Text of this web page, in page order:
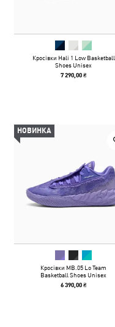
Кросівки Hali 1 Low Basketball
Shoes Unisex
7 290,00 ₴
НОВИНКА
Кросівки MB.05 Lo Team
Basketball Shoes Unisex
6 390,00 ₴